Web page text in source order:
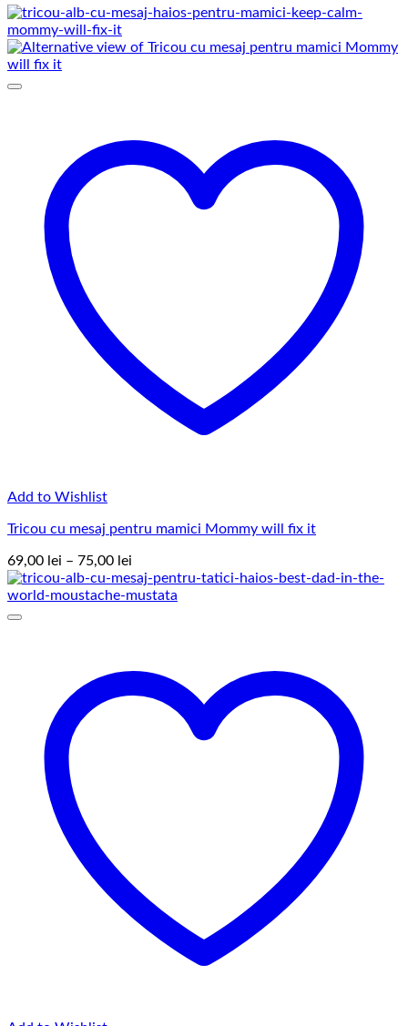
Add to Wishlist
Tricou cu mesaj pentru mamici Mommy will fix it
69,00 lei – 75,00 lei
de
prețuri: